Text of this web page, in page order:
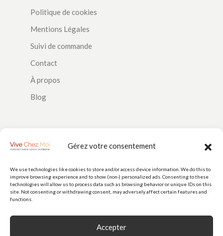
Gérez votre consentement
We use technologies like cookies to store and/or access device information. We do this to
improve browsing experience and to show (non-) personalized ads. Consenting to these
technologies will allow us to process data such as browsing behavior or unique IDs on this
site. Not consenting or withdrawing consent, may adversely affect certain features and
functions.
Accepter
Politique de cookies
Mentions Légales
Suivi de commande
Contact
À propos
Blog
PAIEMENTS